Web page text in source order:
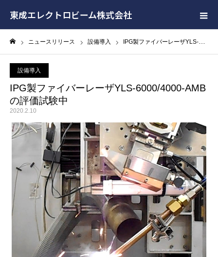
東成エレクトロビーム株式会社
ニュースリリース 設備導入 IPG製ファイバーレーザYLS-6000/4000-AMBの評価試験中
設備導入
IPG製ファイバーレーザYLS-6000/4000-AMB
の評価試験中
2020.2.10